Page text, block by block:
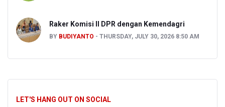
Raker Komisi II DPR dengan Kemendagri
BY BUDIYANTO THURSDAY, JULY 30, 2026 8:50 AM
LET'S HANG OUT ON SOCIAL